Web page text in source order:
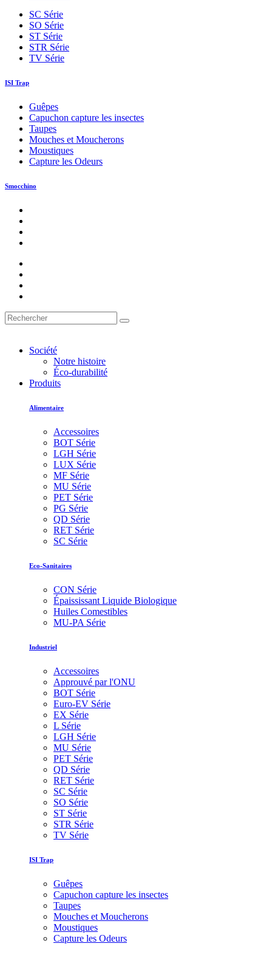
SC Série
SO Série
ST Série
STR Série
TV Série
ISI Trap
Guêpes
Capuchon capture les insectes
Taupes
Mouches et Moucherons
Moustiques
Capture les Odeurs
Smocchino
Société
Notre histoire
Éco-durabilité
Produits
Alimentaire
Accessoires
BOT Série
LGH Série
LUX Série
MF Série
MU Série
PET Série
PG Série
QD Série
RET Série
SC Série
Eco-Sanitaires
CON Série
Épaississant Liquide Biologique
Huiles Comestibles
MU-PA Série
Industriel
Accessoires
Approuvé par l'ONU
BOT Série
Euro-EV Série
EX Série
L Série
LGH Série
MU Série
PET Série
QD Série
RET Série
SC Série
SO Série
ST Série
STR Série
TV Série
ISI Trap
Guêpes
Capuchon capture les insectes
Taupes
Mouches et Moucherons
Moustiques
Capture les Odeurs